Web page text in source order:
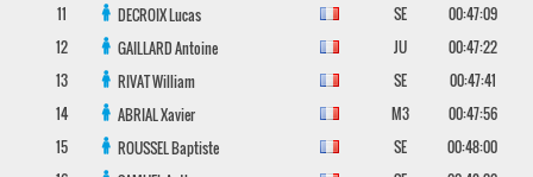
11
DECROIXLucas SE
00:47:09
12
GAILLARDAntoine JU
00:47:22
13
RIVATWilliam SE
00:47:41
14
ABRIALXavier M3
00:47:56
15
ROUSSELBaptiste SE
00:48:00